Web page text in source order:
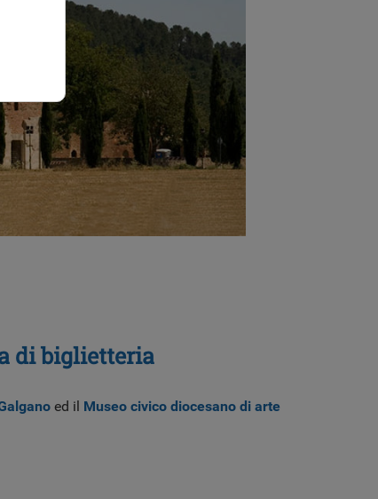
di biglietteria
ed il Museo civico diocesano di arte